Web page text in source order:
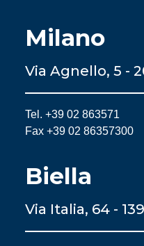
Milano
Via Agnello, 5 -
Tel. +39 02 863571
Fax +39 02 86357300
Biella
Via Italia, 64 -